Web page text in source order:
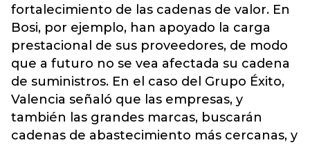
fortalecimiento de las cadenas de valor. En
Bosi, por ejemplo, han apoyado la carga
prestacional de sus proveedores, de modo
que a futuro no se vea afectada su cadena
de suministros. En el caso del Grupo Éxito,
Valencia señaló que las empresas, y
también las grandes marcas, buscarán
cadenas de abastecimiento más cercanas, y